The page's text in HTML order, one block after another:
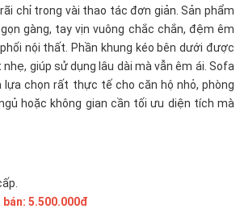
chỉ trong vài thao tác đơn giản. Sản phẩm
gàng, tay vịn vuông chắc chắn, đệm êm
nội thất. Phần khung kéo bên dưới được
giúp sử dụng lâu dài mà vẫn êm ái. Sofa
lựa chọn rất thực tế cho căn hộ nhỏ, phòng
hoặc không gian cần tối ưu diện tích mà
bán: 5.500.000đ